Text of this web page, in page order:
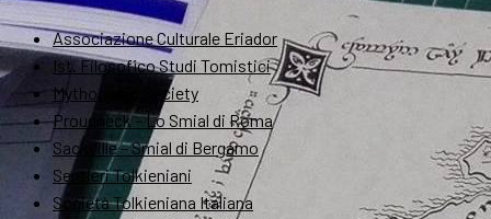
Associazione Culturale Eriador
Ist. Filosofico Studi Tomistici
Mythopoeic Society
Proudneck – Lo Smial di Roma
Sackville – Smial di Bergamo
Sentieri Tolkieniani
Società Tolkieniana Italiana